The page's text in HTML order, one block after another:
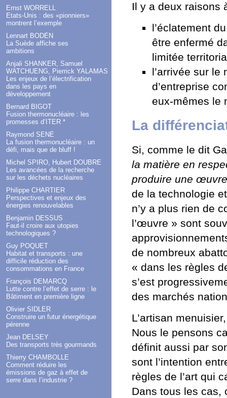
Ernst WORRELL
Etats-Unis : des «pionniers»
montrent l’exemple
Lennart BODÉN
La Suède affiche ses
ambitions
Anjali SHANKER, Samuel
WATCHUENG, Pierrick YALAMAS
Les enjeux de l’électrification
dans les pays en
développement
Bernard BIGOT
Fusion thermonucléaire : les
promesses d’ITER *
Raymond SENÉ
La fusion thermonucléaire : un
défi, mais que de bluff !
Michel SPIRO, Hubert DOUBRE
Les avancées de la recherche
sur les déchets nucléaires
Philippe CHARTIER
Perspectives et enjeux des
énergies renouvelables
Benjamin DESSUS
Faut-il croire aux utopies
technologiques ?
Guy POQUET
Habitat et transports : une
difficile réduction des
consommations en France
François DEMARCQ
Lutte contre l’effet de serre : le
Bâtiment en première ligne
Olivier SIDLER
Construire un futur énergétique
pérenne
Jean DELSEY
Des transports très gourmands
Thierry CHAMBOLLE
Comment réduire les
émissions de gaz à effet de
serre dans l’industrie ?
Il y a deux raisons
l’éclatement
être enfermé
limitée
l’arrivée sur
d’entreprise
eux-mêmes le
La
Si, comme le dit
la matière en
produire une
de la technologie
n’y a plus rien de
l’œuvre » sont
de nombreux
« dans les règles
s’est
des marchés
L’artisan
Nous le pensons
définit aussi par
sont l’intention
règles de l’art qui
Dans tous les cas,